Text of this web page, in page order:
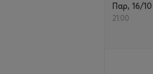
Παρ, 16/10
21:00